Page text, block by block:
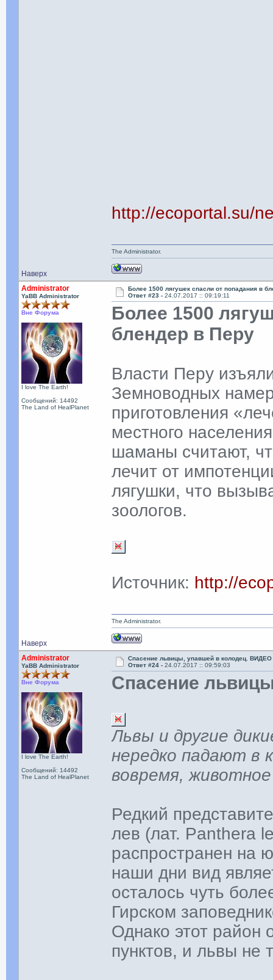
http://ecoportal.su/
Наверх
The Administrator.
Administrator
YaBB Administrator
Вне Форума
I love The Earth!
Сообщений: 14492
The Land of HealPlanet
Более 1500 лягушек спасли от попадания в
Ответ #23 -24.07.2017 :: 09:19:11
Более 1500
блендер в Перу
Власти Перу
Земноводных
приготовления
местного
шаманы считают,
лечит от
лягушки, что
зоологов.
Источник: http://
Наверх
The Administrator.
Administrator
YaBB Administrator
Вне Форума
I love The Earth!
Сообщений: 14492
The Land of HealPlanet
Спасение львицы, упавшей в колодец. ВИДЕО
Ответ #24 -24.07.2017 :: 09:59:03
Спасение
Львы и другие
нередко падают в
вовремя,
Редкий
лев (лат. Panthera
распространен на
наши дни вид
осталось чуть
Гирском
Однако этот район
пунктов, и львы не